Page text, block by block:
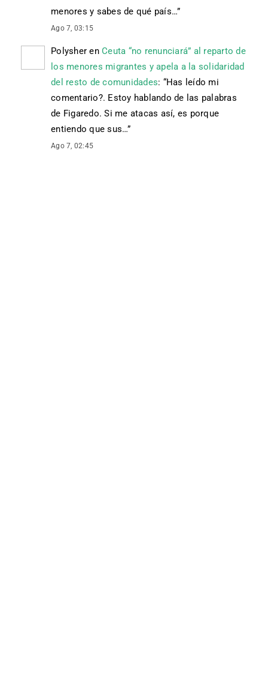
menores y sabes de qué país…”
Ago 7, 03:15
Polysher en Ceuta “no renunciará” al reparto de
los menores migrantes y apela a la solidaridad
del resto de comunidades: “Has leído mi
comentario?. Estoy hablando de las palabras
de Figaredo. Si me atacas así, es porque
entiendo que sus…”
Ago 7, 02:45